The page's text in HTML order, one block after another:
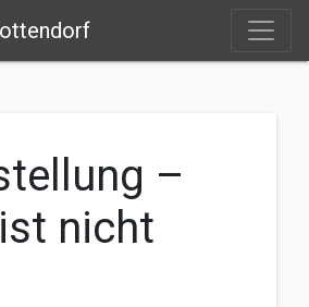
–
nicht